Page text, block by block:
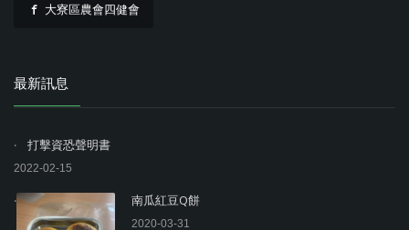
大寮區農會四健會
最新訊息
打擊資恐聲明書
2022-02-15
南瓜紅豆Q餅
2020-03-31